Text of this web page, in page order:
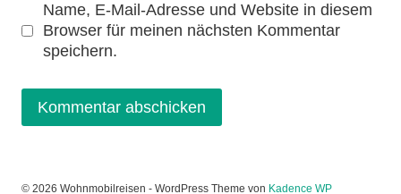
Name, E-Mail-Adresse und Website in diesem
Browser für meinen nächsten Kommentar
speichern.
© 2026 Wohnmobilreisen - WordPress Theme von Kadence WP